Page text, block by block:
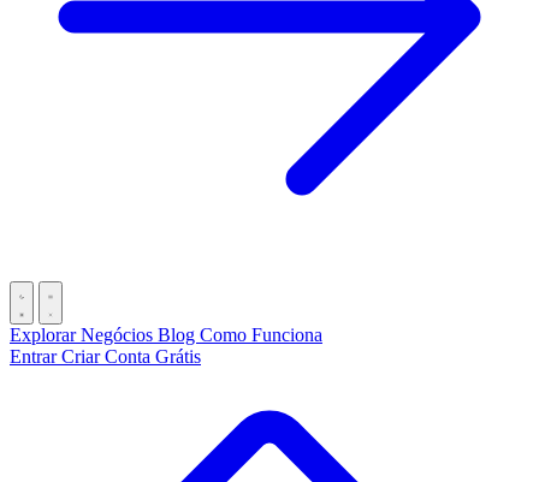
Explorar Negócios Blog Como Funciona
EntrarCriar Conta Grátis